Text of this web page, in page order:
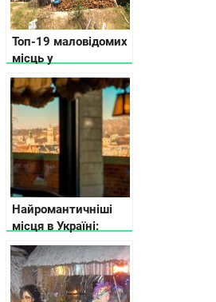
Топ-19 маловідомих
місць у
Житомирській
області: що
подивитися, куди
поїхати
Найромантичніші
місця в Україні:
готелі, заклади та
інші локації, де
провести час з
коханими